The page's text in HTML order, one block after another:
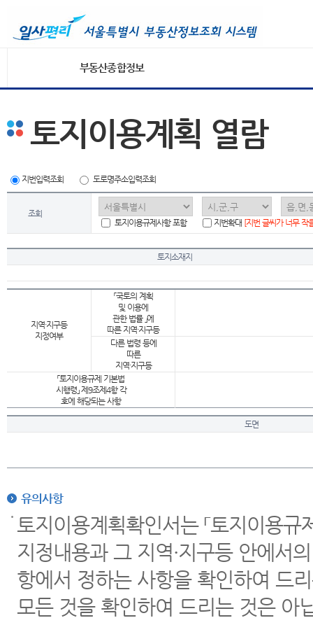
부동산종합정보
토지이용계획 열람
지번입력조회 도로명주소입력조회
조회
토지이용규제사항 포함
지번확대 [지번 글씨가 너무 작
토지소재지
지역·지구등
지정여부
「국토의 계획
및 이용에
관한 법률 」에
따른 지역·지구등
다른 법령 등에
따른
지역·지구등
「토지이용규제 기본법
시행령」 제9조제4항 각
호에 해당되는 사항
도면
유의사항
토지이용계획확인서는 「토지이용
지정내용과 그 지역·지구등 안에서
항에서 정하는 사항을 확인하여 드
모든 것을 확인하여 드리는 것은 아